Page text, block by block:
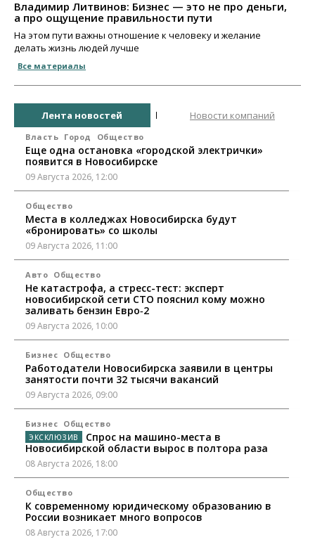
Владимир Литвинов: Бизнес — это не про деньги,
а про ощущение правильности пути
На этом пути важны отношение к человеку и желание
делать жизнь людей лучше
Все материалы
Лента новостей Новости компаний
Власть Город Общество
Еще одна остановка «городской электрички»
появится в Новосибирске
09 Августа 2026, 12:00
Общество
Места в колледжах Новосибирска будут
«бронировать» со школы
09 Августа 2026, 11:00
Авто Общество
Не катастрофа, а стресс-тест: эксперт
новосибирской сети СТО пояснил кому можно
заливать бензин Евро‑2
09 Августа 2026, 10:00
Бизнес Общество
Работодатели Новосибирска заявили в центры
занятости почти 32 тысячи вакансий
09 Августа 2026, 09:00
Бизнес Общество
Спрос на машино-места в
Новосибирской области вырос в полтора раза
08 Августа 2026, 18:00
Общество
К современному юридическому образованию в
России возникает много вопросов
08 Августа 2026, 17:00